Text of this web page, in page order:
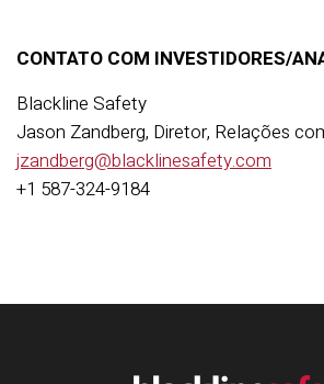
CONTATO COM INVESTIDORES/
Blackline Safety
Jason Zandberg, Diretor, Relações
jzandberg@blacklinesafety.com
+1 587-324-9184